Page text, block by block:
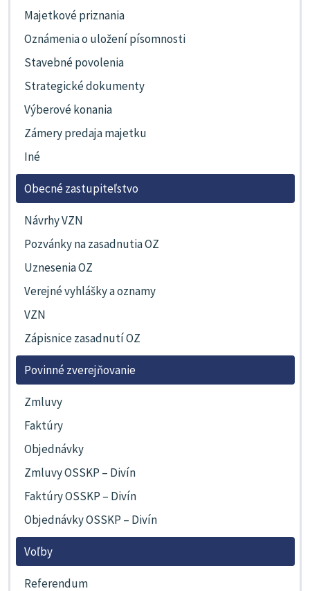
Majetkové priznania
Oznámenia o uložení písomnosti
Stavebné povolenia
Strategické dokumenty
Výberové konania
Zámery predaja majetku
Iné
Obecné zastupiteľstvo
Návrhy VZN
Pozvánky na zasadnutia OZ
Uznesenia OZ
Verejné vyhlášky a oznamy
VZN
Zápisnice zasadnutí OZ
Povinné zverejňovanie
Zmluvy
Faktúry
Objednávky
Zmluvy OSSKP – Divín
Faktúry OSSKP – Divín
Objednávky OSSKP – Divín
Voľby
Referendum